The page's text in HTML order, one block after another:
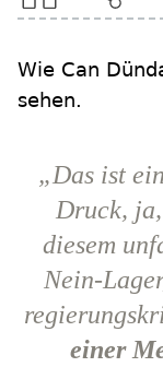
Wie Can
sehen.
„Das ist
Druck,
diesem
Nein-
einer